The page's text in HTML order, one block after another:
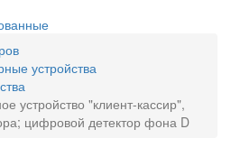
устройства
устройство "клиент-кассир",
цифровой детектор фона D